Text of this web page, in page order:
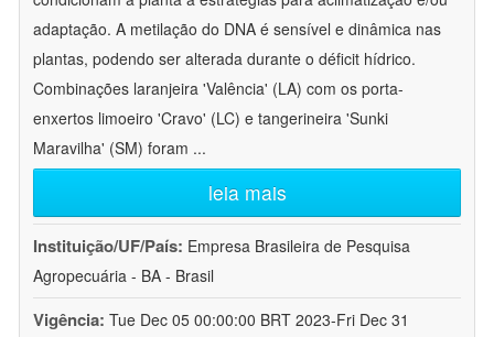
adaptação. A metilação do DNA é sensível e dinâmica nas
plantas, podendo ser alterada durante o déficit hídrico.
Combinações laranjeira 'Valência' (LA) com os porta-
enxertos limoeiro 'Cravo' (LC) e tangerineira 'Sunki
Maravilha' (SM) foram ...
leia mais
Instituição/UF/País: Empresa Brasileira de Pesquisa
Agropecuária - BA - Brasil
Vigência: Tue Dec 05 00:00:00 BRT 2023-Fri Dec 31